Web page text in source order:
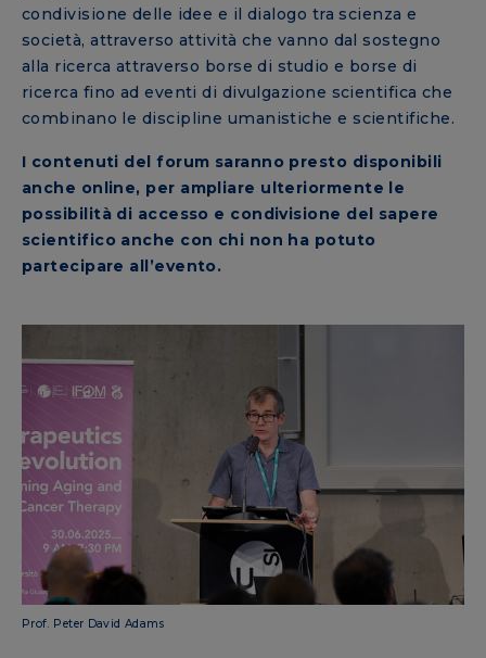
condivisione delle idee e il dialogo tra scienza e
società, attraverso attività che vanno dal sostegno
alla ricerca attraverso borse di studio e borse di
ricerca fino ad eventi di divulgazione scientifica che
combinano le discipline umanistiche e scientifiche.
I contenuti del forum saranno presto disponibili
anche online, per ampliare ulteriormente le
possibilità di accesso e condivisione del sapere
scientifico anche con chi non ha potuto
partecipare all’evento.
Prof. Peter David Adams